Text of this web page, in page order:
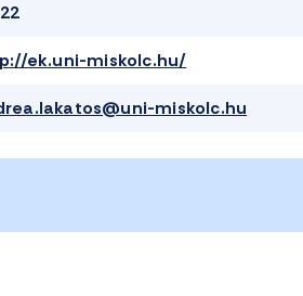
ek.uni-miskolc.hu/
miskolc.hu